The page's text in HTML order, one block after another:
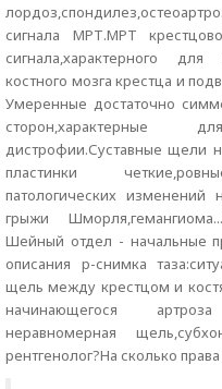
сигнала МРТ.МРТ
сигнала,характерного
костного мозга крестца и
Умеренные достаточно
сторон,характерные
дистрофии.Суставные щели
пластинки
патологических
грыжи
Шейный отдел - начальные
описания р-снимка
щель между крестцом и
начинающегося
неравномерная
рентгенолог?На сколько